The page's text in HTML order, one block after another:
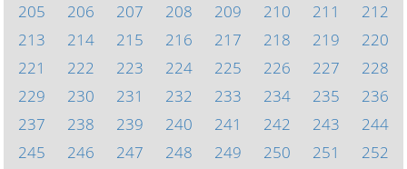
205
206 207 208 209 210 211
212
213
214 215 216 217 218 219
220
221
222 223 224 225 226 227
228
229
230 231 232 233 234 235
236
237
238 239 240 241 242 243
244
245
246 247 248 249 250 251
252